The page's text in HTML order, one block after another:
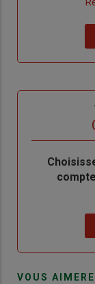
de
me
Body
VOUS